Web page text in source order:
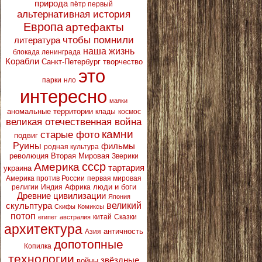
природа пётр первый
альтернативная история
Европаартефакты
литература чтобы помнили
блокада ленинграда наша жизнь
Корабли Санкт-Петербург творчество
парки нло это
интересно маяки
аномальные территории клады космос
великая отечественная война
подвиг старые фото камни
Руины родная культура фильмы
революция Вторая Мировая Зверики
украина Америка ссср тартария
Америка против России первая мировая
религии Индия Африка люди и боги
Древние цивилизации Япония
скульптура Скифы Комиксы великий
потоп египет австралия китай Сказки
архитектура Азия античность
Копилка допотопные
технологии